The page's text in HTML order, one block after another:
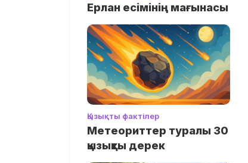
Ерлан есімінің мағынасы
Қызықты фактілер
Метеориттер туралы 30
қызықты дерек